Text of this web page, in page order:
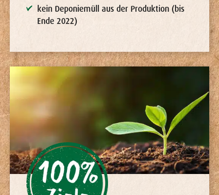
kein Deponiemüll aus der Produktion (bis
Ende 2022)